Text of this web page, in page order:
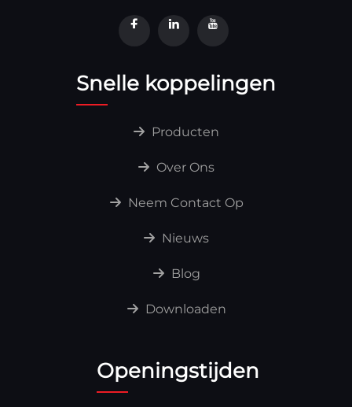
Snelle koppelingen
Producten
Over Ons
Neem Contact Op
Nieuws
Blog
Downloaden
Openingstijden